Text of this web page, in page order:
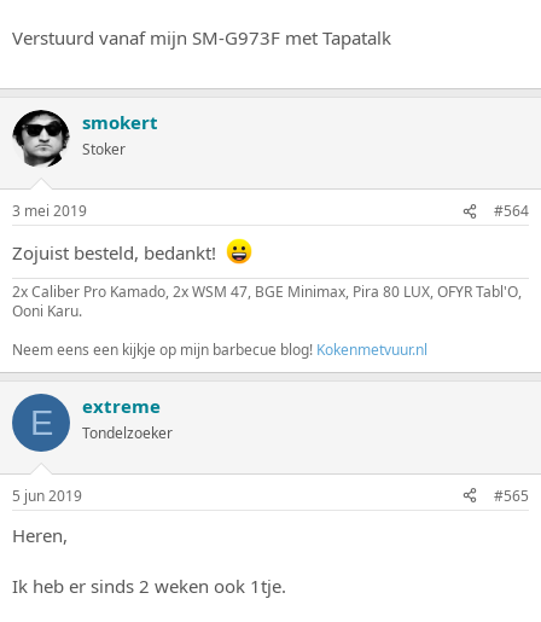
Verstuurd vanaf mijn SM-G973F met Tapatalk
smokert
Stoker
3 mei 2019 #564
Zojuist besteld, bedankt!
2x Caliber Pro Kamado, 2x WSM 47, BGE Minimax, Pira 80 LUX, OFYR Tabl'O,
Ooni Karu.
Neem eens een kijkje op mijn barbecue blog! Kokenmetvuur.nl
E extreme
Tondelzoeker
5 jun 2019 #565
Heren,
Ik heb er sinds 2 weken ook 1tje.